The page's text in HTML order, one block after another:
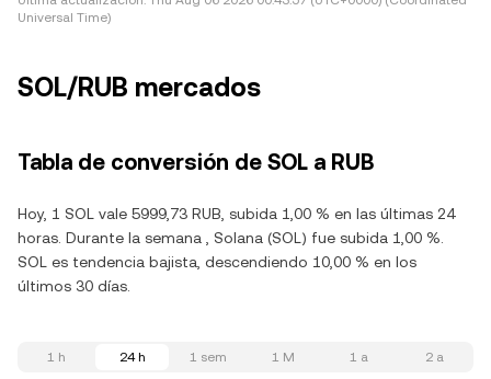
Universal Time)
SOL/RUB mercados
Tabla de conversión de SOL a RUB
Hoy, 1 SOL vale 5999,73 RUB, subida 1,00 % en las últimas 24
horas. Durante la semana , Solana (SOL) fue subida 1,00 %.
SOL es tendencia bajista, descendiendo 10,00 % en los
últimos 30 días.
1 h 24 h 1 sem 1 M 1 a 2 a